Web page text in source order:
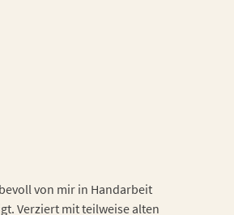
von mir in Handarbeit
Verziert mit teilweise alten